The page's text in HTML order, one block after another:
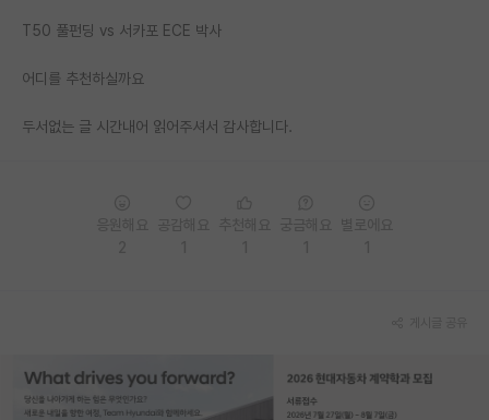
장학금/장학생 게시판
T50 풀펀딩 vs 서카포 ECE 박사
어디를 추천하실까요
두서없는 글 시간내어 읽어주셔서 감사합니다.